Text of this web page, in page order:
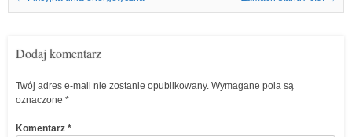
Dodaj komentarz
Twój adres e-mail nie zostanie opublikowany. Wymagane pola są
oznaczone *
Komentarz *